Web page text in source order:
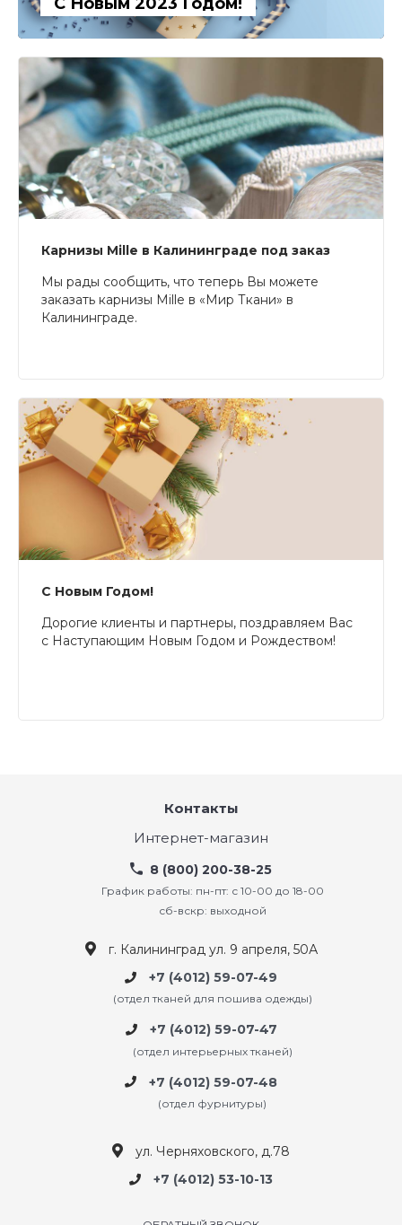
Карнизы Mille в Калининграде под заказ
Мы рады сообщить, что теперь Вы можете
заказать карнизы Mille в «Мир Ткани» в
Калининграде.
С Новым Годом!
Дорогие клиенты и партнеры, поздравляем Вас
с Наступающим Новым Годом и Рождеством!
Контакты
Интернет-магазин
8 (800) 200-38-25
График работы: пн-пт: с 10-00 до 18-00
сб-вскр: выходной
г. Калининград ул. 9 апреля, 50А
+7 (4012) 59-07-49
(отдел тканей для пошива одежды)
+7 (4012) 59-07-47
(отдел интерьерных тканей)
+7 (4012) 59-07-48
(отдел фурнитуры)
ул. Черняховского, д.78
+7 (4012) 53-10-13